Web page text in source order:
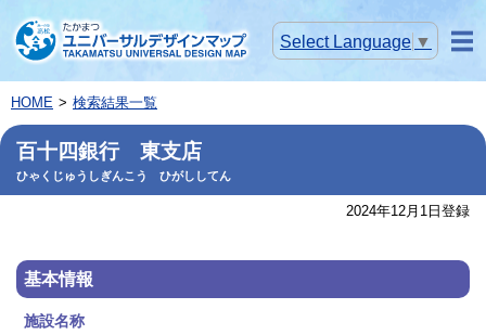
Select Language ▼
HOME 検索結果一覧
百十四銀行 東支店
ひゃくじゅうしぎんこう ひがししてん
2024年12月1日登録
基本情報
施設名称